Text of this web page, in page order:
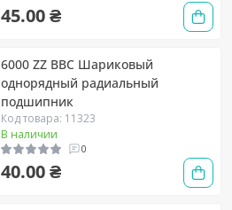
45.00 ₴
6000 ZZ BBC Шариковый
однорядный радиальный
подшипник
Код товара: 11323
В наличии
0
40.00 ₴